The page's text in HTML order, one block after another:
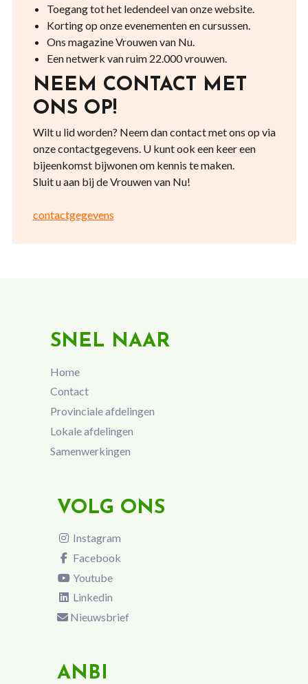
Toegang tot het ledendeel van onze website.
Korting op onze evenementen en cursussen.
Ons magazine Vrouwen van Nu.
Een netwerk van ruim 22.000 vrouwen.
NEEM CONTACT MET
ONS OP!
Wilt u lid worden? Neem dan contact met ons op via
onze contactgegevens. U kunt ook een keer een
bijeenkomst bijwonen om kennis te maken.
Sluit u aan bij de Vrouwen van Nu!
contactgegevens
SNEL NAAR
Home
Contact
Provinciale afdelingen
Lokale afdelingen
Samenwerkingen
VOLG ONS
Instagram
Facebook
Youtube
Linkedin
Nieuwsbrief
ANBI